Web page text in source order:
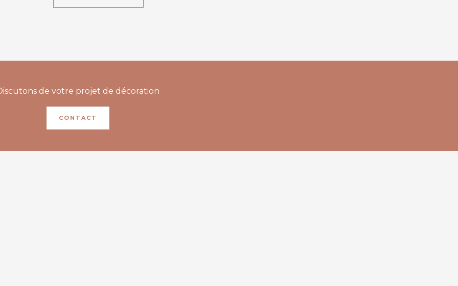
de votre projet de décoration
CONTACT